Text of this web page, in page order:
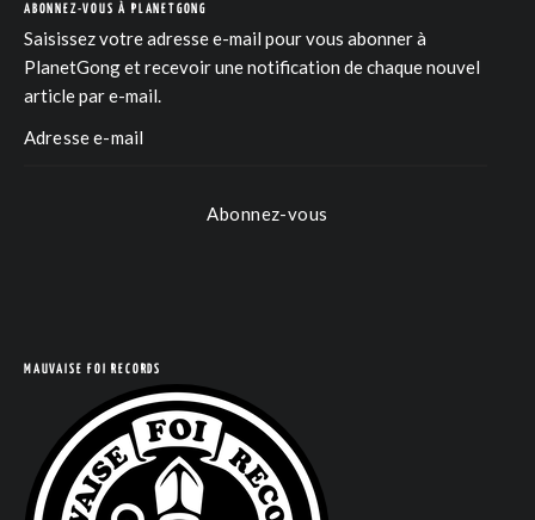
ABONNEZ-VOUS À PLANETGONG
Saisissez votre adresse e-mail pour vous abonner à
PlanetGong et recevoir une notification de chaque nouvel
article par e-mail.
Abonnez-vous
MAUVAISE FOI RECORDS